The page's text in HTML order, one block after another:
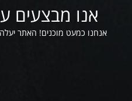
אנו מבצעים
אנחנו כמעט מוכנים! האתר